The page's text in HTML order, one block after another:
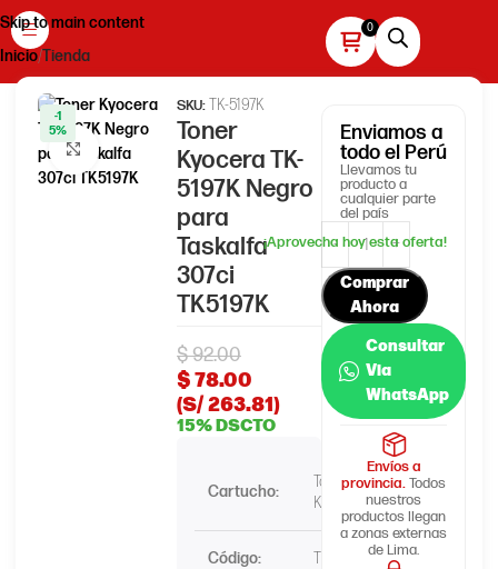
Skip to main content
Inicio Tienda
-1
5%
Haga clic para ampliar
SKU:TK-5197K
Toner
Kyocera TK-
5197K Negro
para
Taskalfa
307ci
TK5197K
$92.00
$78.00
(S/ 263.81)
15% DSCTO
Cartucho:
Toner
Kyocera
Código: TK-5197K
Enviamos a
todo el Perú
Llevamos tu
producto a
cualquier parte
del país
Comprar
Ahora
Consultar
Via
WhatsApp
Envíos a
provincia.Todos
nuestros
productos llegan
a zonas externas
de Lima.